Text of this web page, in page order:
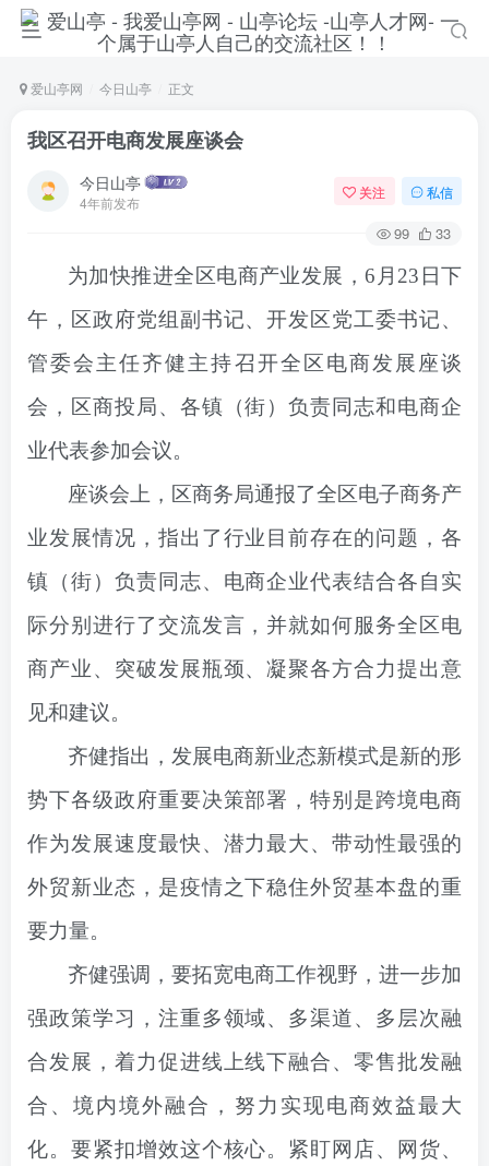
爱山亭网 今日山亭 正文
我区召开电商发展座谈会
今日山亭
4年前发布
关注 私信
99 33
为加快推进全区电商产业发展，6月23日下
午，区政府党组副书记、开发区党工委书记、
管委会主任齐健主持召开全区电商发展座谈
会，区商投局、各镇（街）负责同志和电商企
业代表参加会议。
座谈会上，区商务局通报了全区电子商务产
业发展情况，指出了行业目前存在的问题，各
镇（街）负责同志、电商企业代表结合各自实
际分别进行了交流发言，并就如何服务全区电
商产业、突破发展瓶颈、凝聚各方合力提出意
见和建议。
齐健指出，发展电商新业态新模式是新的形
势下各级政府重要决策部署，特别是跨境电商
作为发展速度最快、潜力最大、带动性最强的
外贸新业态，是疫情之下稳住外贸基本盘的重
要力量。
齐健强调，要拓宽电商工作视野，进一步加
强政策学习，注重多领域、多渠道、多层次融
合发展，着力促进线上线下融合、零售批发融
合、境内境外融合，努力实现电商效益最大
化。要紧扣增效这个核心。紧盯网店、网货、